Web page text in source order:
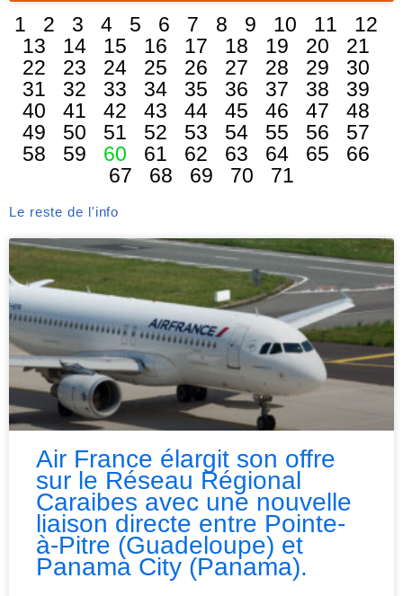
1 2 3 4 5 6 7 8 9 10 11
12
13
14 15 16 17 18 19 20
21
22
23 24 25 26 27 28 29
30
31
32 33 34 35 36 37 38
39
40
41 42 43 44 45 46 47
48
49
50 51 52 53 54 55 56
57
58
59 60 61 62 63 64 65
66
67
68 69 70 71
Le reste de l'info
Air France élargit son offre
sur le Réseau Régional
Caraibes avec une nouvelle
liaison directe entre Pointe-
à-Pitre (Guadeloupe) et
Panama City (Panama).